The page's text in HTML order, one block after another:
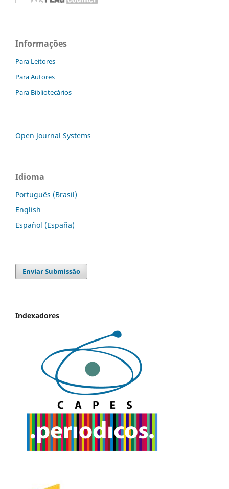
Informações
Para Leitores
Para Autores
Para Bibliotecários
Open Journal Systems
Idioma
Português (Brasil)
English
Español (España)
Enviar Submissão
Indexadores